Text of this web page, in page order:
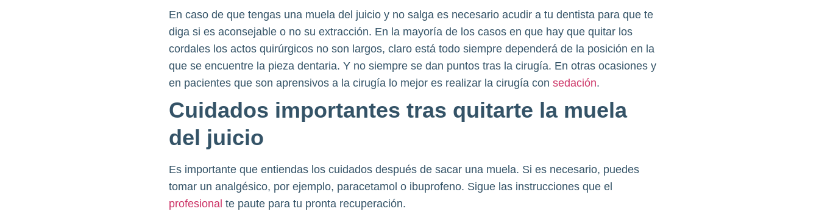
En caso de que tengas una muela del juicio y no salga es necesario acudir a tu dentista para que te
diga si es aconsejable o no su extracción. En la mayoría de los casos en que hay que quitar los
cordales los actos quirúrgicos no son largos, claro está todo siempre dependerá de la posición en la
que se encuentre la pieza dentaria. Y no siempre se dan puntos tras la cirugía. En otras ocasiones y
en pacientes que son aprensivos a la cirugía lo mejor es realizar la cirugía con sedación.
Cuidados importantes tras quitarte la muela
del juicio
Es importante que entiendas los cuidados después de sacar una muela. Si es necesario, puedes
tomar un analgésico, por ejemplo, paracetamol o ibuprofeno. Sigue las instrucciones que el
profesional te paute para tu pronta recuperación.